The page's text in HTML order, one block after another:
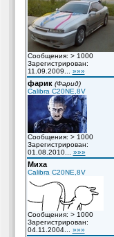
Сообщения: > 1000
Зарегистрирован:
11.09.2009... »»»
фарик (Фарид)
Calibra C20NE,8V
Сообщения: > 1000
Зарегистрирован:
01.08.2010... »»»
Миха
Calibra C20NE,8V
Сообщения: > 1000
Зарегистрирован:
04.11.2004... »»»